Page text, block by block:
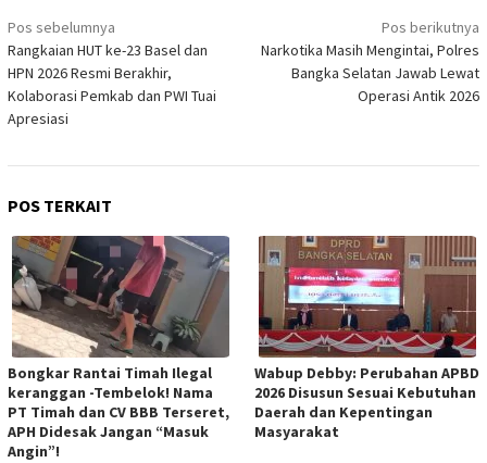
Navigasi
pos
Pos sebelumnya
Rangkaian HUT ke-23 Basel dan
HPN 2026 Resmi Berakhir,
Kolaborasi Pemkab dan PWI Tuai
Apresiasi
Pos berikutnya
Narkotika Masih Mengintai, Polres
Bangka Selatan Jawab Lewat
Operasi Antik 2026
POS TERKAIT
Bongkar Rantai Timah Ilegal
keranggan -Tembelok! Nama
PT Timah dan CV BBB Terseret,
APH Didesak Jangan “Masuk
Angin”!
Wabup Debby: Perubahan APBD
2026 Disusun Sesuai Kebutuhan
Daerah dan Kepentingan
Masyarakat